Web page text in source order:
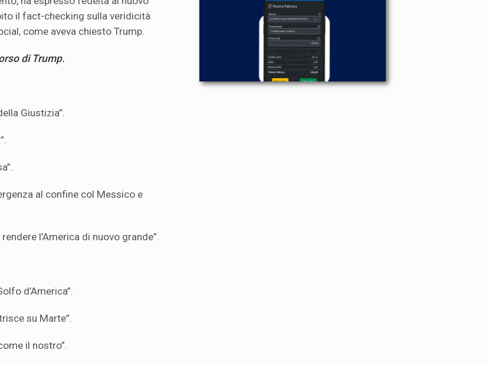
il fact-checking sulla veridicità
come aveva chiesto Trump.
di Trump.
Giustizia”.
al confine col Messico e
l’America di nuovo grande”.
d’America”.
su Marte”.
il nostro”.